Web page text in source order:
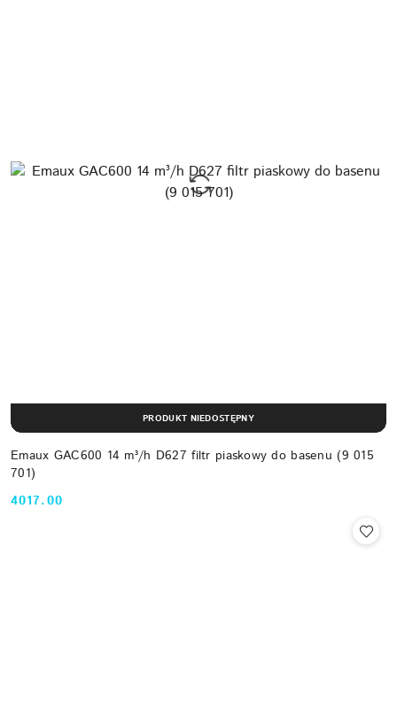
Emaux GAC600 14 m³/h D627 filtr piaskowy do basenu (9 015
701)
Cena:
4017.00
PRODUKT NIEDOSTĘPNY